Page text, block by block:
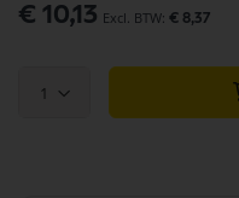
€ 10,13 € 8,37
1